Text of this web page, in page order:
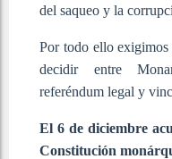
del saqueo y la
Por todo ello
decidir entre
referéndum legal y
El 6 de diciembre
Constitución